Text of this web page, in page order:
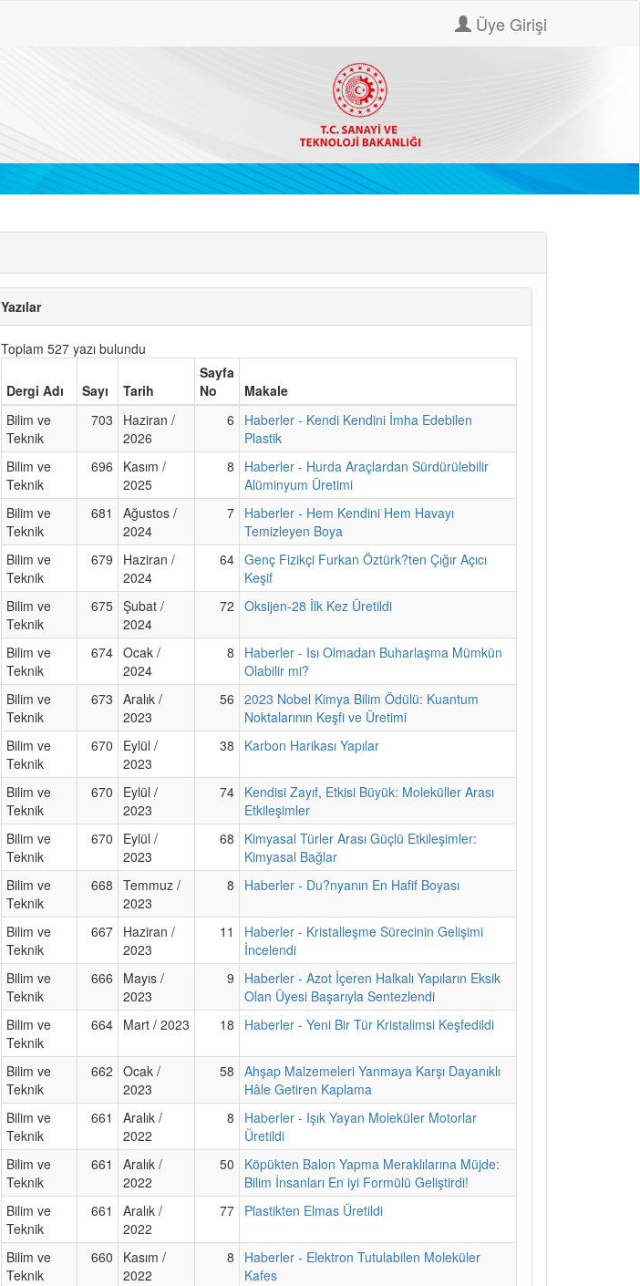
Üye Girişi
Yazılar
Toplam 527 yazı bulundu
Dergi Adı Sayı Tarih
Sayfa
No
Makale
Bilim ve
Teknik
703
Haziran /
2026
6
Haberler - Kendi Kendini İmha Edebilen
Plastik
Bilim ve
Teknik
696
Kasım /
2025
8
Haberler - Hurda Araçlardan Sürdürülebilir
Alüminyum Üretimi
Bilim ve
Teknik
681
Ağustos /
2024
7 Haberler - Hem Kendini Hem Havayı
Temizleyen Boya
Bilim ve
Teknik
679
Haziran /
2024
64 Genç Fizikçi Furkan Öztürk?ten Çığır Açıcı
Keşif
Bilim ve
Teknik
675 Şubat /
2024
72 Oksijen-28 İlk Kez Üretildi
Bilim ve
Teknik
674 Ocak /
2024
8
Haberler - Isı Olmadan Buharlaşma Mümkün
Olabilir mi?
Bilim ve
Teknik
673
Aralık /
2023
56
2023 Nobel Kimya Bilim Ödülü: Kuantum
Noktalarının Keşfi ve Üretimi
Bilim ve
Teknik
670
Eylül /
2023
38 Karbon Harikası Yapılar
Bilim ve
Teknik
670
Eylül /
2023
74 Kendisi Zayıf, Etkisi Büyük: Moleküller Arası
Etkileşimler
Bilim ve
Teknik
670
Eylül /
2023
68
Kimyasal Türler Arası Güçlü Etkileşimler:
Kimyasal Bağlar
Bilim ve
Teknik
668
Temmuz /
2023
8 Haberler - Du?nyanın En Hafif Boyası
Bilim ve
Teknik
667 Haziran /
2023
11
Haberler - Kristalleşme Sürecinin Gelişimi
İncelendi
Bilim ve
Teknik
666
Mayıs /
2023
9
Haberler - Azot İçeren Halkalı Yapıların Eksik
Olan Üyesi Başarıyla Sentezlendi
Bilim ve
Teknik
664 Mart / 2023 18 Haberler - Yeni Bir Tür Kristalimsi Keşfedildi
Bilim ve
Teknik
662
Ocak /
2023
58
Ahşap Malzemeleri Yanmaya Karşı Dayanıklı
Hâle Getiren Kaplama
Bilim ve
Teknik
661
Aralık /
2022
8
Haberler - Işık Yayan Moleküler Motorlar
Üretildi
Bilim ve
Teknik
661
Aralık /
2022
50
Köpükten Balon Yapma Meraklılarına Müjde:
Bilim İnsanları En iyi Formülü Geliştirdi!
Bilim ve
Teknik
661
Aralık /
2022
77 Plastikten Elmas Üretildi
Bilim ve
Teknik
660
Kasım /
2022
8
Haberler - Elektron Tutulabilen Moleküler
Kafes